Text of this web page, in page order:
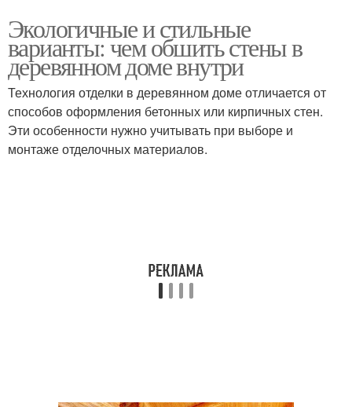
Экологичные и стильные
варианты: чем обшить стены в
деревянном доме внутри
Технология отделки в деревянном доме отличается от
способов оформления бетонных или кирпичных стен.
Эти особенности нужно учитывать при выборе и
монтаже отделочных материалов.